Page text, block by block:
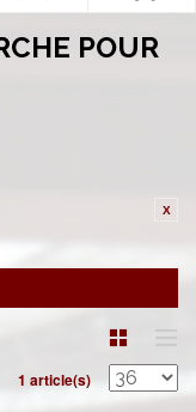
POUR
1 article(s)